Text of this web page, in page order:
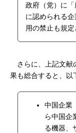
政府（党）に
に認められる
用の禁止も規定
さらに、上記文献
果も総合すると、以
中国企業
ら中国企
る機器、